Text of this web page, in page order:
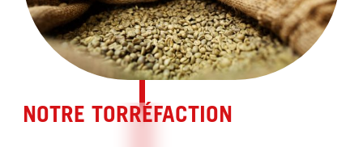
NOTRE TORRÉFACTION